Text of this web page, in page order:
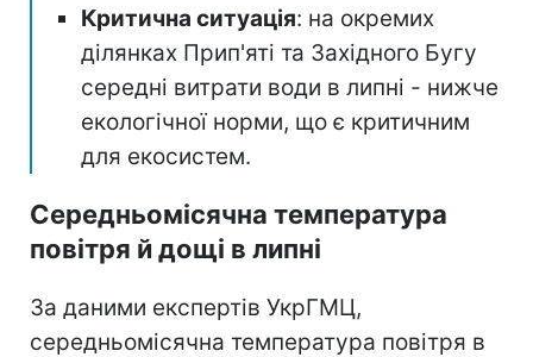
Критична ситуація: на окремих
ділянках Прип'яті та Західного Бугу
середні витрати води в липні - нижче
екологічної норми, що є критичним
для екосистем.
Середньомісячна температура
повітря й дощі в липні
За даними експертів УкрГМЦ,
середньомісячна температура повітря в